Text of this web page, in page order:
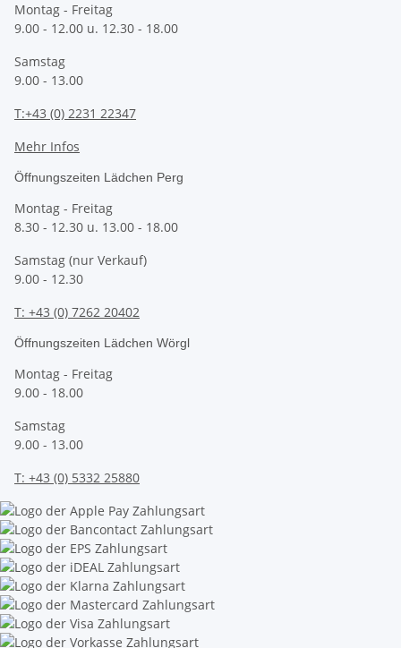
Montag - Freitag
9.00 - 12.00 u. 12.30 - 18.00
Samstag
9.00 - 13.00
T:+43 (0) 2231 22347
Mehr Infos
Öffnungszeiten Lädchen Perg
Montag - Freitag
8.30 - 12.30 u. 13.00 - 18.00
Samstag (nur Verkauf)
9.00 - 12.30
T: +43 (0) 7262 20402
Öffnungszeiten Lädchen Wörgl
Montag - Freitag
9.00 - 18.00
Samstag
9.00 - 13.00
T: +43 (0) 5332 25880